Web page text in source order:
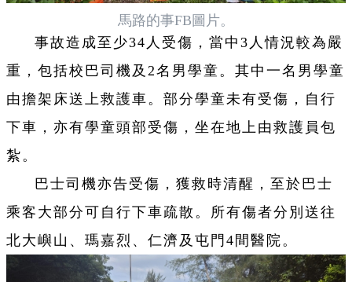
馬路的事FB圖片。
事故造成至少34人受傷，當中3人情況較為嚴
重，包括校巴司機及2名男學童。其中一名男學童
由擔架床送上救護車。部分學童未有受傷，自行
下車，亦有學童頭部受傷，坐在地上由救護員包
紮。
巴士司機亦告受傷，獲救時清醒，至於巴士
乘客大部分可自行下車疏散。所有傷者分別送往
北大嶼山、瑪嘉烈、仁濟及屯門4間醫院。